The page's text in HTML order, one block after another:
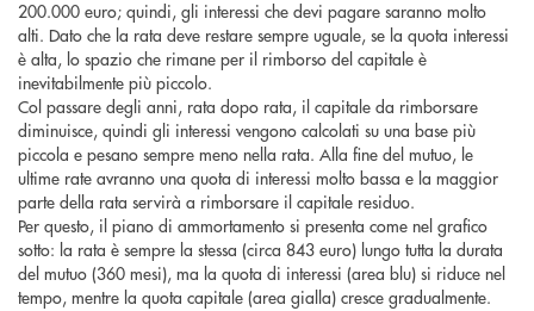
200.000 euro; quindi, gli interessi che devi pagare saranno molto
alti. Dato che la rata deve restare sempre uguale, se la quota interessi
è alta, lo spazio che rimane per il rimborso del capitale è
inevitabilmente più piccolo.
Col passare degli anni, rata dopo rata, il capitale da rimborsare
diminuisce, quindi gli interessi vengono calcolati su una base più
piccola e pesano sempre meno nella rata. Alla fine del mutuo, le
ultime rate avranno una quota di interessi molto bassa e la maggior
parte della rata servirà a rimborsare il capitale residuo.
Per questo, il piano di ammortamento si presenta come nel grafico
sotto: la rata è sempre la stessa (circa 843 euro) lungo tutta la durata
del mutuo (360 mesi), ma la quota di interessi (area blu) si riduce nel
tempo, mentre la quota capitale (area gialla) cresce gradualmente.